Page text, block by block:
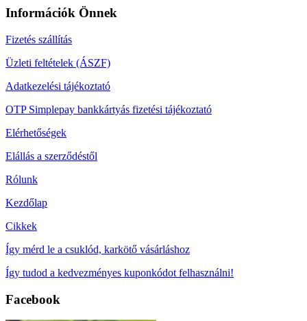
Információk Önnek
Fizetés szállítás
Üzleti feltételek (ÁSZF)
Adatkezelési tájékoztató
OTP Simplepay bankkártyás fizetési tájékoztató
Elérhetőségek
Elállás a szerződéstől
Rólunk
Kezdőlap
Cikkek
Így mérd le a csuklód, karkötő vásárláshoz
Így tudod a kedvezményes kuponkódot felhasználni!
Facebook